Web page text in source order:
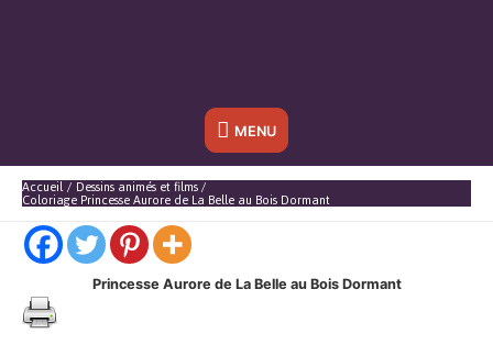
Sous
l'en-
tête
MENU
Accueil Dessins animés et films
Coloriage Princesse Aurore de La Belle au Bois Dormant
Princesse Aurore de La Belle au Bois Dormant